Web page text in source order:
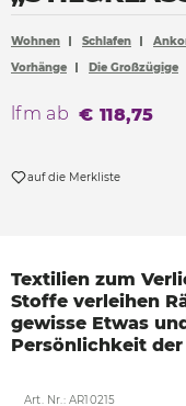
Möbelstoffe
Wohnen Schlafen
Vorhänge
Die Großzügige
lfm ab € 118,75
auf die Merkliste
Textilien zum
Stoffe verleihen
gewisse Etwas
Persönlichkeit der
Art. Nr.: AR10215